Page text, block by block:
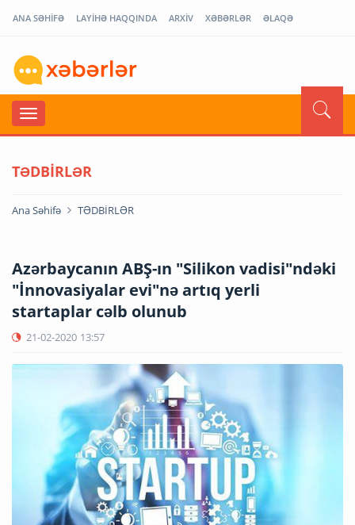
ANA SƏHİFƏ LAYİHƏ HAQQINDA ARXİV XƏBƏRLƏR ƏLAQƏ
TƏDBİRLƏR
Ana Səhifə TƏDBİRLƏR
Azərbaycanın ABŞ-ın "Silikon vadisi"ndəki
"İnnovasiyalar evi"nə artıq yerli
startaplar cəlb olunub
21-02-2020 13:57